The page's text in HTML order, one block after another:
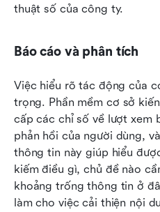
thuật số của công ty.
Báo cáo và phân tích
Việc hiểu rõ tác động của
trọng. Phần mềm cơ sở
cấp các chỉ số về lượt xem
phản hồi của người dùng,
thông tin này giúp hiểu
kiếm điều gì, chủ đề nào
khoảng trống thông tin ở
làm cho việc cải thiện nội